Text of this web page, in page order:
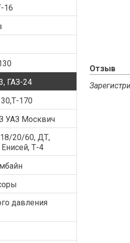
16
ГАЗ-24
170
УАЗ Москвич
20/60, ДТ,
Т-4
давления
Отзыв